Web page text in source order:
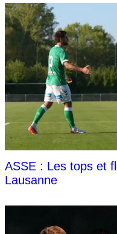
ASSE : Les tops et
Lausanne